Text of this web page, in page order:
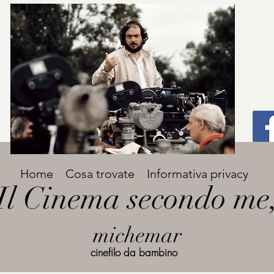
Titolo
grande
Avenir Light una delle font preferite dai
designer. Facile da leggere, viene
utilizzata per titoli e paragrafi.
Cinema secondo
michemar
Home Cosa trovate Informativa privacy
cinefilo da bambino